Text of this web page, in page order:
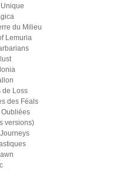
du Milieu
Lemuria
de Loss
des Féals
versions)